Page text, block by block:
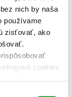
nich by naša
používame
zisťovať, ako
cookies